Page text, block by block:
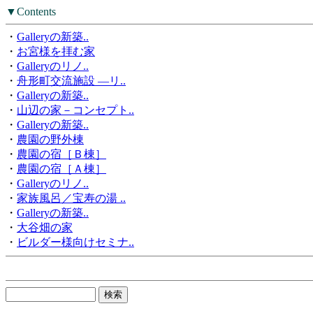
▼Contents
・ Galleryの新築..
・ お宮様を拝む家
・ Galleryのリノ..
・ 舟形町交流施設 ―リ..
・ Galleryの新築..
・ 山辺の家－コンセプト..
・ Galleryの新築..
・ 農園の野外棟
・ 農園の宿［Ｂ棟］
・ 農園の宿［Ａ棟］
・ Galleryのリノ..
・ 家族風呂／宝寿の湯 ..
・ Galleryの新築..
・ 大谷畑の家
・ ビルダー様向けセミナ..